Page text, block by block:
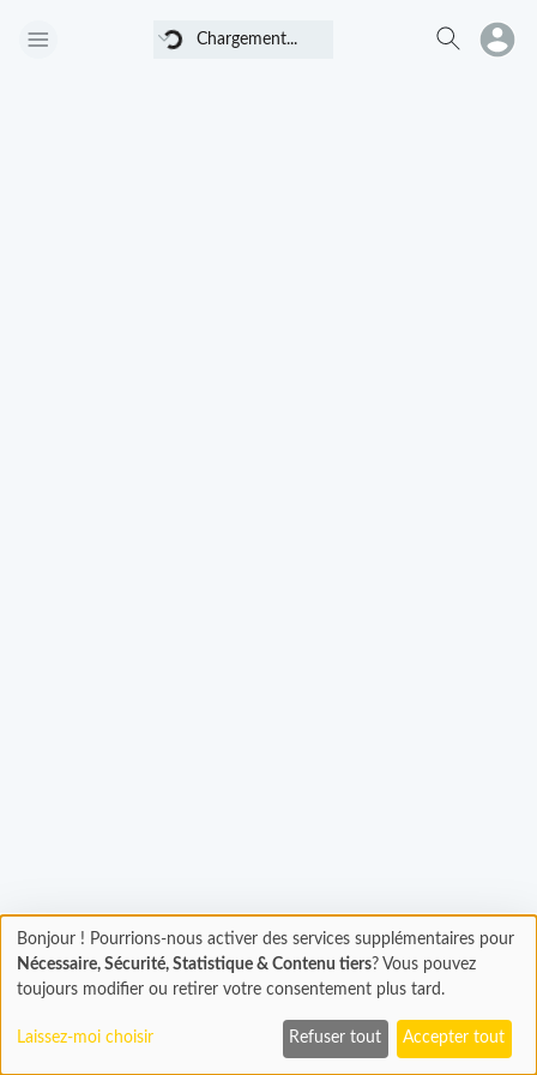
Chargement... Chargement...
Chargement
En cours...
Bonjour ! Pourrions-nous activer des services supplémentaires pour
Nécessaire, Sécurité, Statistique & Contenu tiers? Vous pouvez
toujours modifier ou retirer votre consentement plus tard.
Laissez-moi choisir Refuser tout Accepter tout